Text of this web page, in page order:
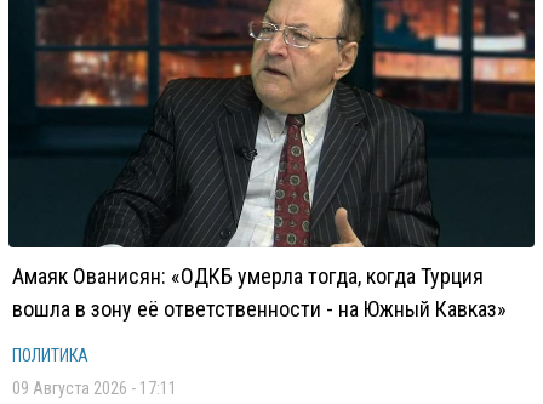
Амаяк Ованисян: «ОДКБ умерла тогда, когда Турция
вошла в зону её ответственности - на Южный Кавказ»
ПОЛИТИКА
09 Августа 2026 - 17:11